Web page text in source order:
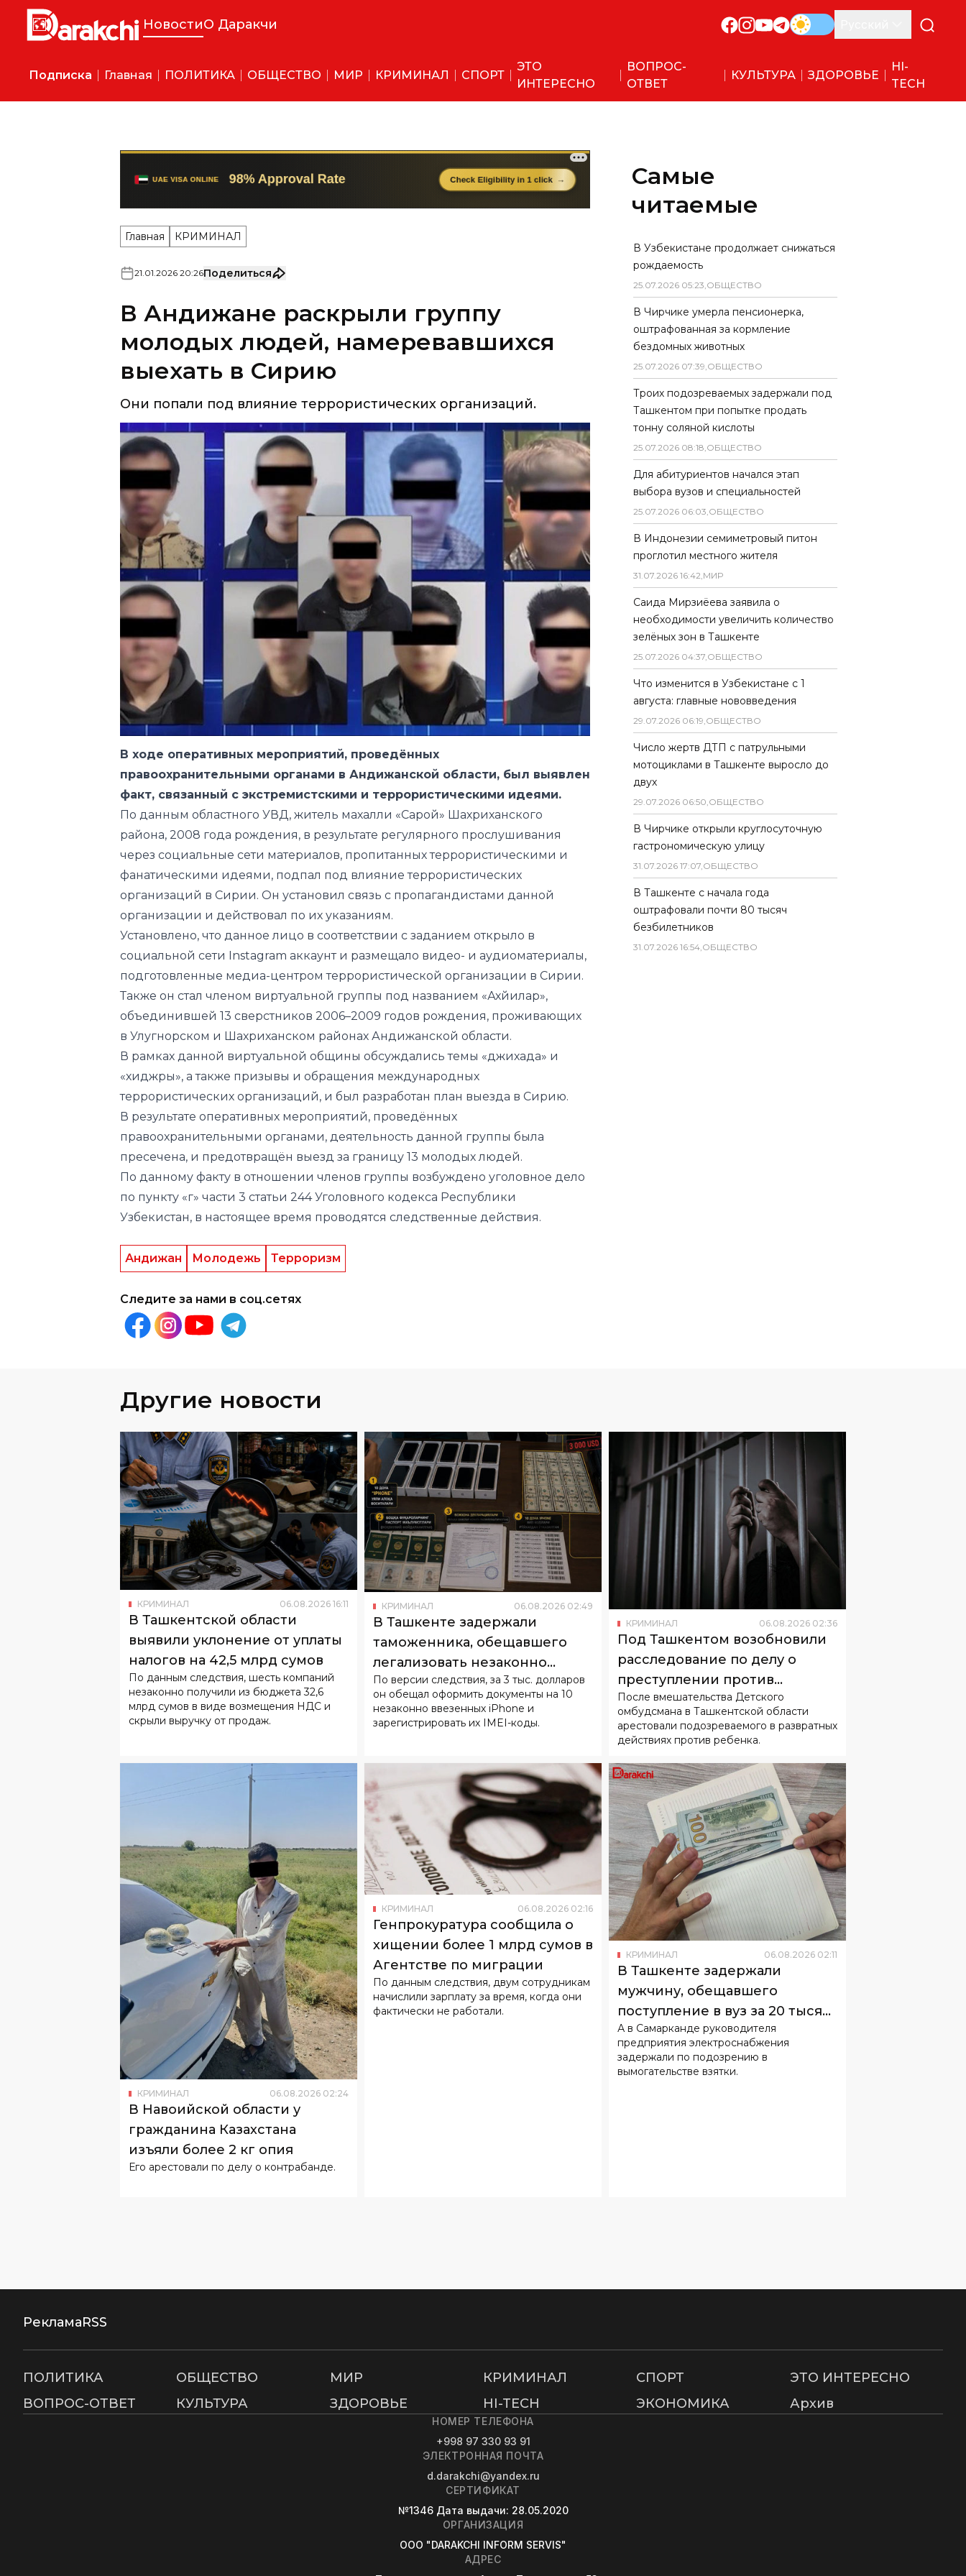
НовостиО Даракчи
Подписка Главная ПОЛИТИКА ОБЩЕСТВО МИР КРИМИНАЛ СПОРТ
ЭТО
ИНТЕРЕСНО
ВОПРОС-
ОТВЕТ
КУЛЬТУРА ЗДОРОВЬЕ
HI-
TECH
Главная КРИМИНАЛ
21 01 2026 20:26Поделиться
В Андижане раскрыли группу
молодых людей, намеревавшихся
выехать в Сирию
Они попали под влияние террористических организаций.
В ходе оперативных мероприятий, проведённых
правоохранительными органами в Андижанской области, был выявлен
факт, связанный с экстремистскими и террористическими идеями.
По данным областного УВД, житель махалли «Сарой» Шахриханского
района, 2008 года рождения, в результате регулярного прослушивания
через социальные сети материалов, пропитанных террористическими и
фанатическими идеями, подпал под влияние террористических
организаций в Сирии. Он установил связь с пропагандистами данной
организации и действовал по их указаниям.
Установлено, что данное лицо в соответствии с заданием открыло в
социальной сети Instagram аккаунт и размещало видео- и аудиоматериалы,
подготовленные медиа-центром террористической организации в Сирии.
Также он стал членом виртуальной группы под названием «Ахйилар»,
объединившей 13 сверстников 2006–2009 годов рождения, проживающих
в Улугнорском и Шахриханском районах Андижанской области.
В рамках данной виртуальной общины обсуждались темы «джихада» и
«хиджры», а также призывы и обращения международных
террористических организаций, и был разработан план выезда в Сирию.
В результате оперативных мероприятий, проведённых
правоохранительными органами, деятельность данной группы была
пресечена, и предотвращён выезд за границу 13 молодых людей.
По данному факту в отношении членов группы возбуждено уголовное дело
по пункту «г» части 3 статьи 244 Уголовного кодекса Республики
Узбекистан, в настоящее время проводятся следственные действия.
Андижан Молодежь Терроризм
Следите за нами в соц.сетях
Самые
читаемые
В Узбекистане продолжает снижаться
рождаемость
25.07.2026 05:23,ОБЩЕСТВО
В Чирчике умерла пенсионерка,
оштрафованная за кормление
бездомных животных
25.07.2026 07:39,ОБЩЕСТВО
Троих подозреваемых задержали под
Ташкентом при попытке продать
тонну соляной кислоты
25.07.2026 08:18,ОБЩЕСТВО
Для абитуриентов начался этап
выбора вузов и специальностей
25.07.2026 06:03,ОБЩЕСТВО
В Индонезии семиметровый питон
проглотил местного жителя
31.07.2026 16:42,МИР
Саида Мирзиёева заявила о
необходимости увеличить количество
зелёных зон в Ташкенте
25.07.2026 04:37,ОБЩЕСТВО
Что изменится в Узбекистане с 1
августа: главные нововведения
29.07.2026 06:19,ОБЩЕСТВО
Число жертв ДТП с патрульными
мотоциклами в Ташкенте выросло до
двух
29.07.2026 06:50,ОБЩЕСТВО
В Чирчике открыли круглосуточную
гастрономическую улицу
31.07.2026 17:07,ОБЩЕСТВО
В Ташкенте с начала года
оштрафовали почти 80 тысяч
безбилетников
31.07.2026 16:54,ОБЩЕСТВО
Другие новости
КРИМИНАЛ 06.08.2026 16:11
В Ташкентской области
выявили уклонение от уплаты
налогов на 42,5 млрд сумов
По данным следствия, шесть компаний
незаконно получили из бюджета 32,6
млрд сумов в виде возмещения НДС и
скрыли выручку от продаж.
КРИМИНАЛ 06.08.2026 02:49
В Ташкенте задержали
таможенника, обещавшего
легализовать незаконно
ввезенные iPhone
По версии следствия, за 3 тыс. долларов
он обещал оформить документы на 10
незаконно ввезенных iPhone и
зарегистрировать их IMEI-коды.
КРИМИНАЛ 06.08.2026 02:36
Под Ташкентом возобновили
расследование по делу о
преступлении против
несовершеннолетнего
После вмешательства Детского
омбудсмана в Ташкентской области
арестовали подозреваемого в развратных
действиях против ребенка.
КРИМИНАЛ 06.08.2026 02:24
В Навоийской области у
гражданина Казахстана
изъяли более 2 кг опия
Его арестовали по делу о контрабанде.
КРИМИНАЛ 06.08.2026 02:16
Генпрокуратура сообщила о
хищении более 1 млрд сумов в
Агентстве по миграции
По данным следствия, двум сотрудникам
начислили зарплату за время, когда они
фактически не работали.
КРИМИНАЛ 06.08.2026 02:11
В Ташкенте задержали
мужчину, обещавшего
поступление в вуз за 20 тысяч
долларов
А в Самарканде руководителя
предприятия электроснабжения
задержали по подозрению в
вымогательстве взятки.
РекламаRSS
ПОЛИТИКА ОБЩЕСТВО МИР КРИМИНАЛ СПОРТ
ЭТО ИНТЕРЕСНО
ВОПРОС-ОТВЕТ
КУЛЬТУРА ЗДОРОВЬЕ HI-TECH ЭКОНОМИКА Архив
НОМЕР ТЕЛЕФОНА
+998 97 330 93 91
ЭЛЕКТРОННАЯ ПОЧТА
d.darakchi@yandex.ru
СЕРТИФИКАТ
№1346 Дата выдачи: 28.05.2020
ОРГАНИЗАЦИЯ
OOO "DARAKCHI INFORM SERVIS"
АДРЕС